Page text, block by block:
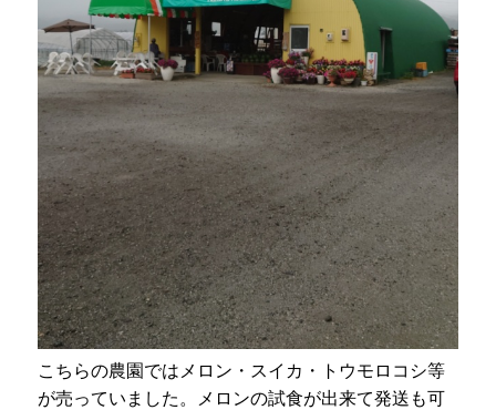
こちらの農園ではメロン・スイカ・トウモロコシ等
が売っていました。メロンの試食が出来て発送も可